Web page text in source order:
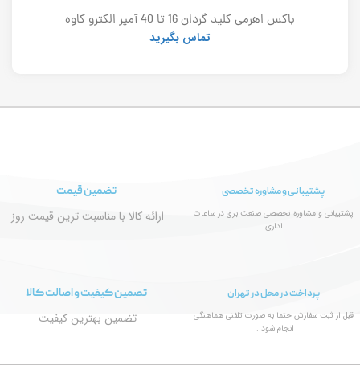
باکس اهرمی کلید گردان 16 تا 40 آمپر الکترو کاوه
تماس بگیرید
پشتیبانی و مشاوره تخصصی
پشتیبانی و مشاوره تخصصی صنعت برق در ساعات
اداری
تضمین قیمت
ارائه کالا با مناسبت ترین قیمت روز
پرداخت در محل در تهران
قبل از ثبت سفارش حتما به صورت تلفنی هماهنگی
انجام شود .
تصمین کیفیت و اصالت کالا
تضمین بهترین کیفیت